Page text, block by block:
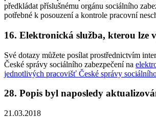
předkládat příslušnému orgánu sociálního
potřebné k posouzení a kontrole pracovní
16. Elektronická služba, kterou lze
Své dotazy můžete posílat prostřednictvím
České správy sociálního zabezpečení na
jednotlivých pracovišť České správy
28. Popis byl naposledy
21.03.2018